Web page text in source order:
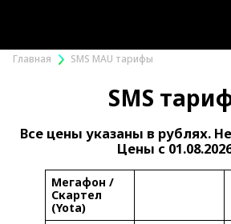
Главная SMS MAU тарифы
SMS
Все цены указаны в рублях.
Цены с
Мегафон /
Скартел
(Yota)